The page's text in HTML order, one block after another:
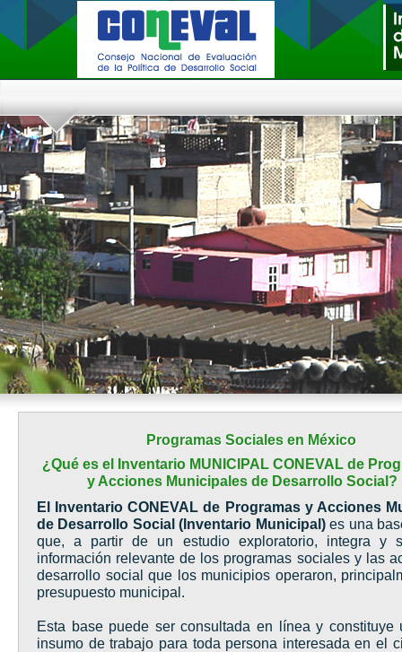
Programas Sociales en México
¿Qué es el Inventario MUNICIPAL CONEVAL de
y Acciones Municipales de Desarrollo Social?
El Inventario CONEVAL de Programas y Acciones
de Desarrollo Social (Inventario Municipal)es una
que, a partir de un estudio exploratorio, integra y
información relevante de los programas sociales y las
desarrollo social que los municipios operaron,
presupuesto municipal.
Esta base puede ser consultada en línea y constituye
insumo de trabajo para toda persona interesada en el